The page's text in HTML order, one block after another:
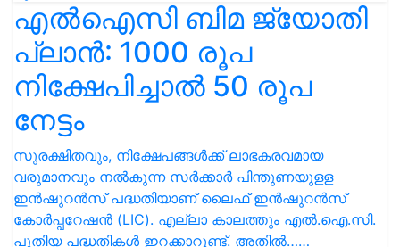
എൽഐസി ബിമ ജ്യോതി
പ്ലാൻ: 1000 രൂപ
നിക്ഷേപിച്ചാൽ 50 രൂപ
നേട്ടം
സുരക്ഷിതവും, നിക്ഷേപങ്ങൾക്ക് ലാഭകരവമായ
വരുമാനവും നൽകുന്ന സർക്കാർ പിന്തുണയുളള
ഇൻഷുറൻസ് പദ്ധതിയാണ് ലൈഫ് ഇൻഷുറൻസ്
കോർപ്പറേഷൻ (LIC). എല്ലാ കാലത്തും എൽ.ഐ.സി.
പുതിയ പദ്ധതികൾ ഇറക്കാറുണ്ട്. അതിൽ……